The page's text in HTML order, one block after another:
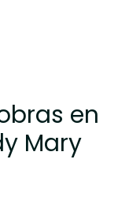
en
Mary